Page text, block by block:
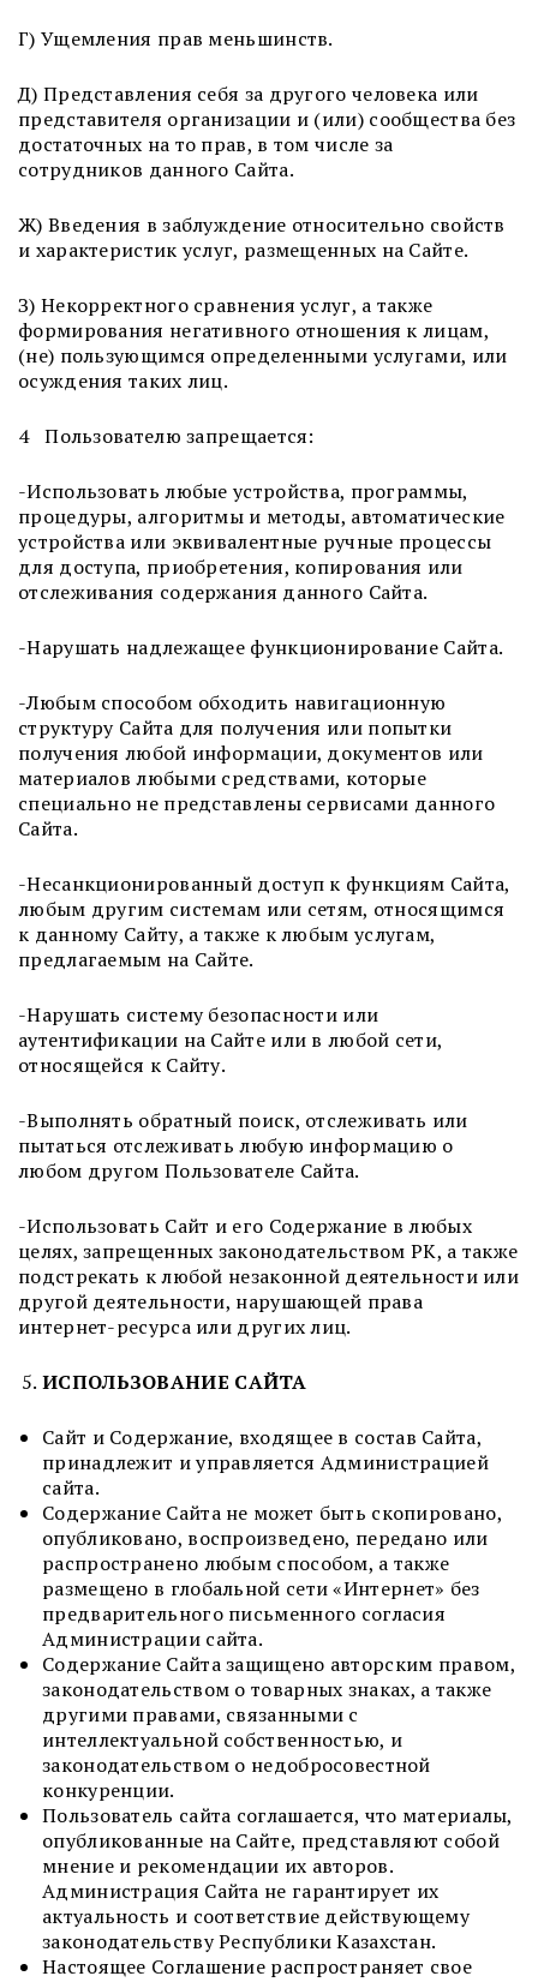
Г) Ущемления прав меньшинств.
Д) Представления себя за другого человека или
представителя организации и (или) сообщества без
достаточных на то прав, в том числе за
сотрудников данного Сайта.
Ж) Введения в заблуждение относительно свойств
и характеристик услуг, размещенных на Сайте.
З) Некорректного сравнения услуг, а также
формирования негативного отношения к лицам,
(не) пользующимся определенными услугами, или
осуждения таких лиц.
4 Пользователю запрещается:
-Использовать любые устройства, программы,
процедуры, алгоритмы и методы, автоматические
устройства или эквивалентные ручные процессы
для доступа, приобретения, копирования или
отслеживания содержания данного Сайта.
-Нарушать надлежащее функционирование Сайта.
-Любым способом обходить навигационную
структуру Сайта для получения или попытки
получения любой информации, документов или
материалов любыми средствами, которые
специально не представлены сервисами данного
Сайта.
-Несанкционированный доступ к функциям Сайта,
любым другим системам или сетям, относящимся
к данному Сайту, а также к любым услугам,
предлагаемым на Сайте.
-Нарушать систему безопасности или
аутентификации на Сайте или в любой сети,
относящейся к Сайту.
-Выполнять обратный поиск, отслеживать или
пытаться отслеживать любую информацию о
любом другом Пользователе Сайта.
-Использовать Сайт и его Содержание в любых
целях, запрещенных законодательством РК, а также
подстрекать к любой незаконной деятельности или
другой деятельности, нарушающей права
интернет-ресурса или других лиц.
ИСПОЛЬЗОВАНИЕ САЙТА
Сайт и Содержание, входящее в состав Сайта,
принадлежит и управляется Администрацией
сайта.
Содержание Сайта не может быть скопировано,
опубликовано, воспроизведено, передано или
распространено любым способом, а также
размещено в глобальной сети «Интернет» без
предварительного письменного согласия
Администрации сайта.
Содержание Сайта защищено авторским правом,
законодательством о товарных знаках, а также
другими правами, связанными с
интеллектуальной собственностью, и
законодательством о недобросовестной
конкуренции.
Пользователь сайта соглашается, что материалы,
опубликованные на Сайте, представляют собой
мнение и рекомендации их авторов.
Администрация Сайта не гарантирует их
актуальность и соответствие действующему
законодательству Республики Казахстан.
Настоящее Соглашение распространяет свое